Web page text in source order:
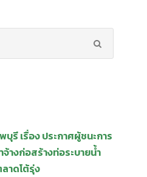
บุรี เรื่อง ประกาศผู้ชนะการ
จ้างก่อสร้างท่อระบายน้ำ
าดโต้รุ่ง